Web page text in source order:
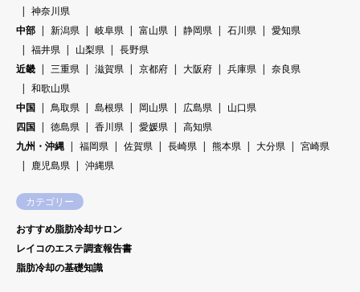
神奈川県
中部
新潟県 岐阜県 富山県 静岡県 石川県
愛知県
福井県
山梨県
長野県
近畿
三重県 滋賀県 京都府 大阪府 兵庫県
奈良県
和歌山県
中国
鳥取県 島根県 岡山県 広島県
山口県
四国
徳島県 香川県 愛媛県
高知県
九州・沖縄
福岡県 佐賀県 長崎県 熊本県 大分県
宮崎県
鹿児島県
沖縄県
カテゴリー
おすすめ脂肪冷却サロン
レイコのエステ調査報告書
脂肪冷却の基礎知識